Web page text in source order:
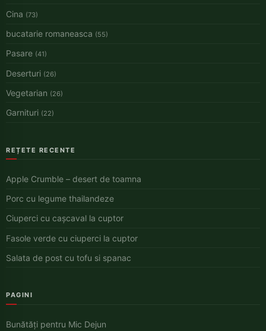
Cina (73)
bucatarie romaneasca (55)
Pasare (41)
Deserturi (26)
Vegetarian (26)
Garnituri (22)
REȚETE RECENTE
Apple Crumble – desert de toamna
Porc cu legume thailandeze
Ciuperci cu cașcaval la cuptor
Fasole verde cu ciuperci la cuptor
Salata de post cu tofu si spanac
PAGINI
Bunătăți pentru Mic Dejun